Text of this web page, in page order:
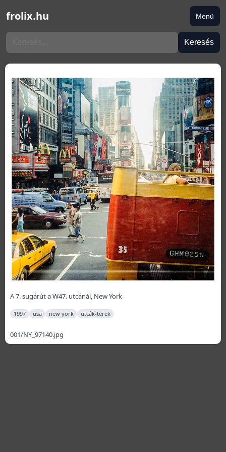
frolix.hu
Keresés
Menü
A 7. sugárút a W47. utcánál, New York
1997 usa new york utcák-terek
001/NY_97140.jpg